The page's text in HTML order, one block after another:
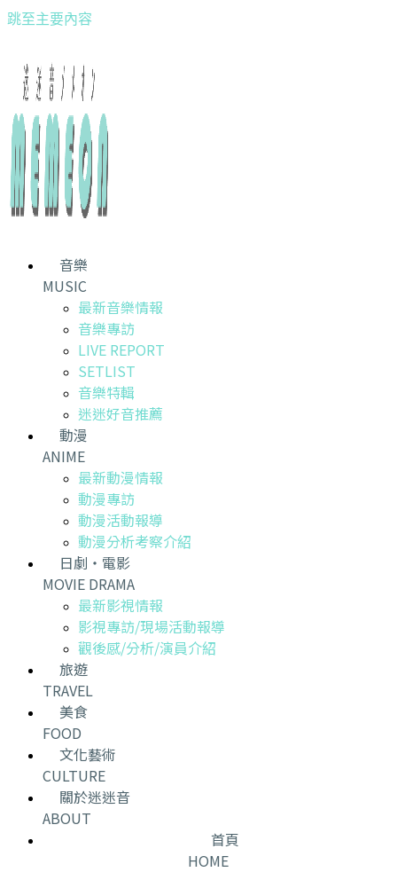
跳至主要內容
音樂
MUSIC
最新音樂情報
音樂專訪
LIVE REPORT
SETLIST
音樂特輯
迷迷好音推薦
動漫
ANIME
最新動漫情報
動漫專訪
動漫活動報導
動漫分析考察介紹
日劇・電影
MOVIE DRAMA
最新影視情報
影視專訪/現場活動報導
觀後感/分析/演員介紹
旅遊
TRAVEL
美食
FOOD
文化藝術
CULTURE
關於迷迷音
ABOUT
首頁
HOME